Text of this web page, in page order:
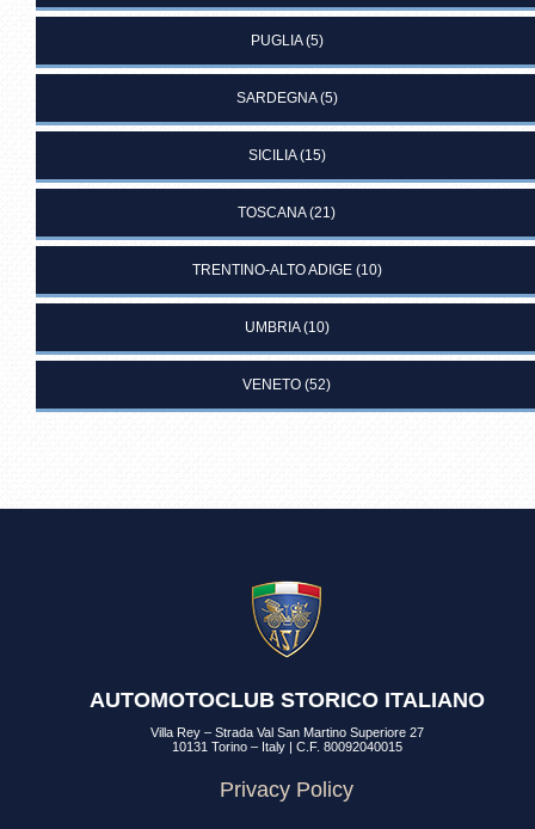
PUGLIA(5)
SARDEGNA(5)
SICILIA(15)
TOSCANA(21)
TRENTINO-ALTO ADIGE(10)
UMBRIA(10)
VENETO (52)
AUTOMOTOCLUB STORICO ITALIANO
Villa Rey – Strada Val San Martino Superiore 27
10131 Torino – Italy | C.F. 80092040015
Privacy Policy